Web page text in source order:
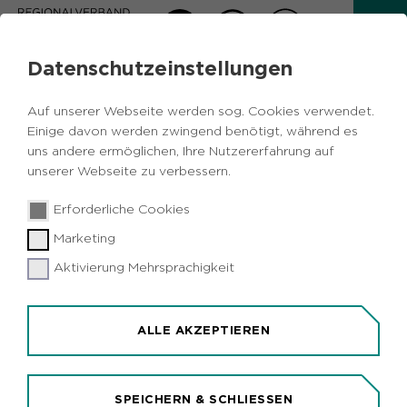
Datenschutzeinstellungen
Auf unserer Webseite werden sog. Cookies verwendet.
Einige davon werden zwingend benötigt, während es
uns andere ermöglichen, Ihre Nutzererfahrung auf
unserer Webseite zu verbessern.
Erforderliche Cookies
Marketing
Aktivierung Mehrsprachigkeit
ALLE AKZEPTIEREN
SPEICHERN & SCHLIESSEN
AKTUELLES
Zurück
Ruhr Wesel
LVR-Niederrheinmuseum Wesel: Der
Erste Weltkrieg im Spiegel von
Wesel (idr). Zahlen, Daten Fakten, die schockieren
zum Opfer. Mit der Ausstellung "Unsere Familie im